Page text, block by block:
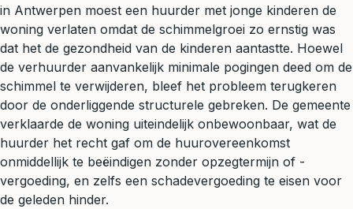
in Antwerpen moest een huurder met jonge kinderen de
woning verlaten omdat de schimmelgroei zo ernstig was
dat het de gezondheid van de kinderen aantastte. Hoewel
de verhuurder aanvankelijk minimale pogingen deed om de
schimmel te verwijderen, bleef het probleem terugkeren
door de onderliggende structurele gebreken. De gemeente
verklaarde de woning uiteindelijk onbewoonbaar, wat de
huurder het recht gaf om de huurovereenkomst
onmiddellijk te beëindigen zonder opzegtermijn of -
vergoeding, en zelfs een schadevergoeding te eisen voor
de geleden hinder.